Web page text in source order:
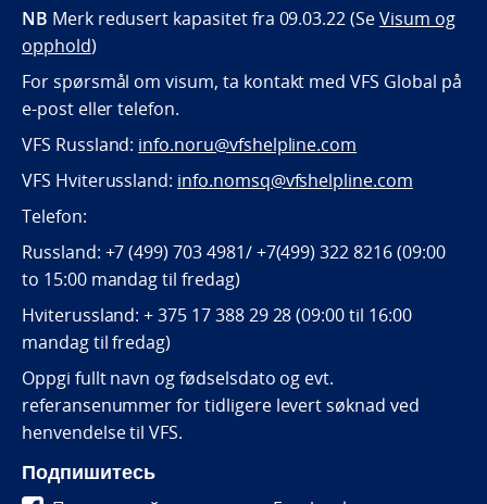
NB Merk redusert kapasitet fra 09.03.22 (SeVisum og
opphold)
For spørsmål om visum, ta kontakt med VFS Global på
e-post eller telefon.
VFS Russland: info.noru@vfshelpline.com
VFS Hviterussland: info.nomsq@vfshelpline.com
Telefon:
Russland: +7 (499) 703 4981/ +7(499) 322 8216 (09:00
to 15:00 mandag til fredag)
Hviterussland: + 375 17 388 29 28 (09:00 til 16:00
mandag til fredag)
Oppgi fullt navn og fødselsdato og evt.
referansenummer for tidligere levert søknad ved
henvendelse til VFS.
Подпишитесь